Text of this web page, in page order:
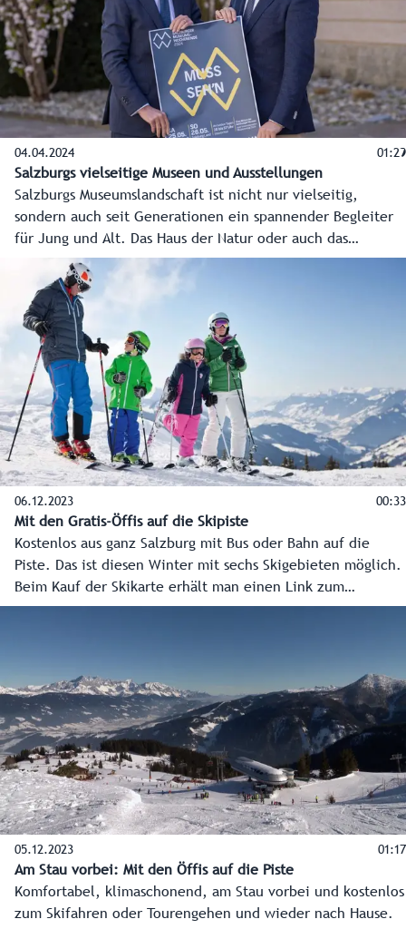
04.04.2024 01:29
Salzburgs vielseitige Museen und Ausstellungen
Salzburgs Museumslandschaft ist nicht nur vielseitig,
sondern auch seit Generationen ein spannender Begleiter
für Jung und Alt. Das Haus der Natur oder auch das
Volkskunde-Museum feiern heuer sogar ihr 100-Jahr-
Jubiläum.
06.12.2023 00:33
Mit den Gratis-Öffis auf die Skipiste
Kostenlos aus ganz Salzburg mit Bus oder Bahn auf die
Piste. Das ist diesen Winter mit sechs Skigebieten möglich.
Beim Kauf der Skikarte erhält man einen Link zum
kostenlosen Öffi-Ticket.
05.12.2023 01:17
Am Stau vorbei: Mit den Öffis auf die Piste
Komfortabel, klimaschonend, am Stau vorbei und kostenlos
zum Skifahren oder Tourengehen und wieder nach Hause.